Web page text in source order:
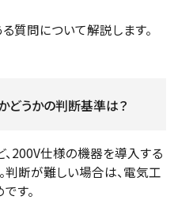
質問について解説します。
うかの判断基準は？
200V仕様の機器を導入する
判断が難しい場合は、電気工
す。